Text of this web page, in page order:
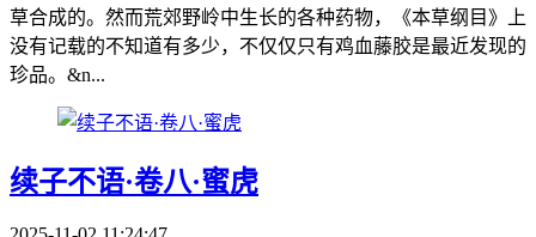
草合成的。然而荒郊野岭中生长的各种药物，《本草纲目》上
没有记载的不知道有多少，不仅仅只有鸡血藤胶是最近发现的
珍品。&n...
续子不语·卷八·蜜虎